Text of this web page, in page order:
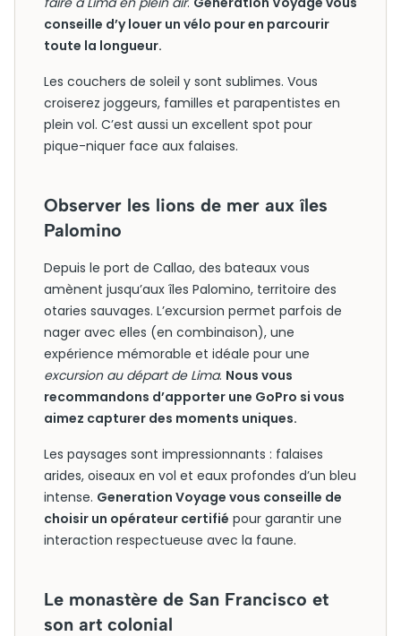
conseille d’y louer un vélo pour en parcourir
toute la longueur.
Les couchers de soleil y sont sublimes. Vous
croiserez joggeurs, familles et parapentistes en
plein vol. C’est aussi un excellent spot pour
pique-niquer face aux falaises.
Observer les lions de mer aux îles
Palomino
Depuis le port de Callao, des bateaux vous
amènent jusqu’aux îles Palomino, territoire des
otaries sauvages. L’excursion permet parfois de
nager avec elles (en combinaison), une
expérience mémorable et idéale pour une
excursion au départ de Lima. Nous vous
recommandons d’apporter une GoPro si vous
aimez capturer des moments uniques.
Les paysages sont impressionnants : falaises
arides, oiseaux en vol et eaux profondes d’un bleu
intense. Generation Voyage vous conseille de
choisir un opérateur certifié pour garantir une
interaction respectueuse avec la faune.
Le monastère de San Francisco et
son art colonial